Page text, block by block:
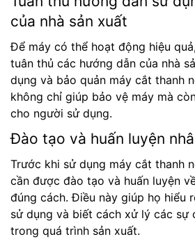
của nhà sản xuất
Để máy có thể hoạt động hiệu
tuân thủ các hướng dẫn của nhà
dụng và bảo quản máy cắt thanh
không chỉ giúp bảo vệ máy mà
cho người sử dụng.
Đào tạo và huấn luyện
Trước khi sử dụng máy cắt thanh
cần được đào tạo và huấn luyện
đúng cách. Điều này giúp họ hiểu
sử dụng và biết cách xử lý các sự
trong quá trình sản xuất.